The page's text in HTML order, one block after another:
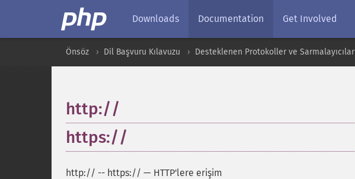
Downloads Documentation Get Involved
Önsöz Dil Başvuru Kılavuzu Desteklenen Protokoller ve Sarmalayıcılar
http://
https://
http:// -- https:// — HTTP'lere erişim